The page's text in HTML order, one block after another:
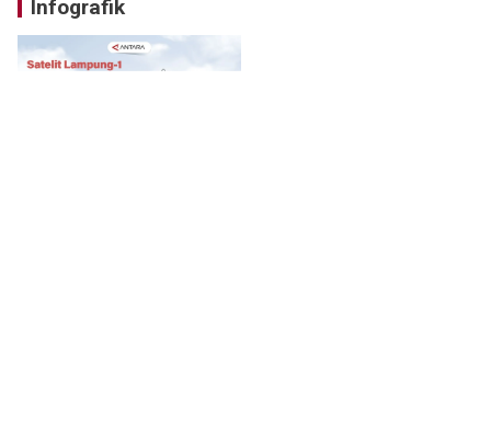
Infografik